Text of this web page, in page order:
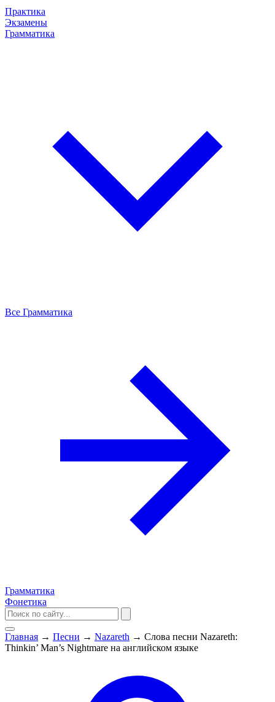
Практика
Экзамены
Грамматика
Все Грамматика
Грамматика
Фонетика
Главная → Песни → Nazareth → Слова песни Nazareth:
Thinkin’ Man’s Nightmare на английском языке